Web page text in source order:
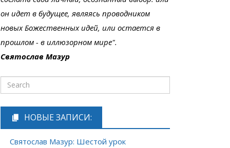
он идет в будущее, являясь проводником
новых Божественных идей, или остается в
прошлом - в иллюзорном мире".
Святослав Мазур
НОВЫЕ ЗАПИСИ:
Святослав Мазур: Шестой урок